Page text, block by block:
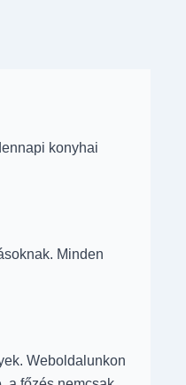
konyhai
Minden
Weboldalunkon